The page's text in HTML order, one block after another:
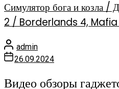
Симулятор бога и козла /
2 / Borderlands 4,
admin
26.09.2024
Видео обзоры